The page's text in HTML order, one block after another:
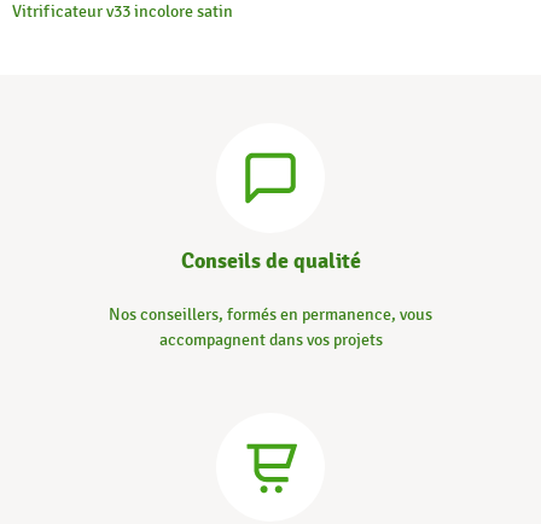
Vitrificateur v33 incolore satin
Conseils de qualité
Nos conseillers, formés en permanence, vous
accompagnent dans vos projets